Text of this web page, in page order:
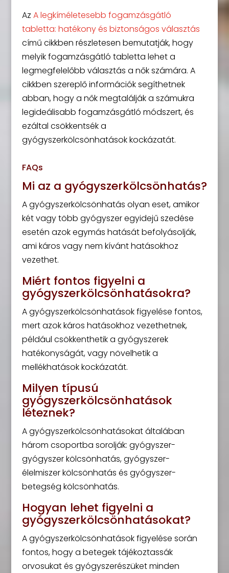
Az A legkíméletesebb fogamzásgátló
tabletta: hatékony és biztonságos választás
című cikkben részletesen bemutatják, hogy
melyik fogamzásgátló tabletta lehet a
legmegfelelőbb választás a nők számára. A
cikkben szereplő információk segíthetnek
abban, hogy a nők megtalálják a számukra
legideálisabb fogamzásgátló módszert, és
ezáltal csökkentsék a
gyógyszerkölcsönhatások kockázatát.
FAQs
Mi az a gyógyszerkölcsönhatás?
A gyógyszerkölcsönhatás olyan eset, amikor
két vagy több gyógyszer egyidejű szedése
esetén azok egymás hatását befolyásolják,
ami káros vagy nem kívánt hatásokhoz
vezethet.
Miért fontos figyelni a
gyógyszerkölcsönhatásokra?
A gyógyszerkölcsönhatások figyelése fontos,
mert azok káros hatásokhoz vezethetnek,
például csökkenthetik a gyógyszerek
hatékonyságát, vagy növelhetik a
mellékhatások kockázatát.
Milyen típusú
gyógyszerkölcsönhatások
léteznek?
A gyógyszerkölcsönhatásokat általában
három csoportba sorolják: gyógyszer-
gyógyszer kölcsönhatás, gyógyszer-
élelmiszer kölcsönhatás és gyógyszer-
betegség kölcsönhatás.
Hogyan lehet figyelni a
gyógyszerkölcsönhatásokat?
A gyógyszerkölcsönhatások figyelése során
fontos, hogy a betegek tájékoztassák
orvosukat és gyógyszerészüket minden